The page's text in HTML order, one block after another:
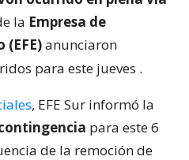
la Empresa de
(EFE)anunciaron
para este jueves .
, EFE Sur informó la
para este 6
de la remoción de